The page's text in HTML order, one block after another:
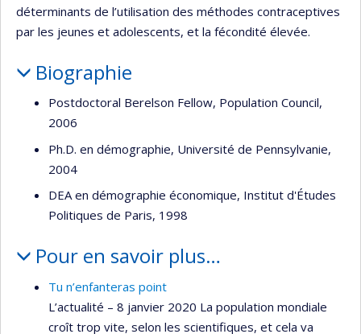
déterminants de l’utilisation des méthodes contraceptives
par les jeunes et adolescents, et la fécondité élevée.
Biographie
Postdoctoral Berelson Fellow, Population Council,
2006
Ph.D. en démographie, Université de Pennsylvanie,
2004
DEA en démographie économique, Institut d'Études
Politiques de Paris, 1998
Pour en savoir plus…
Tu n’enfanteras point
L’actualité – 8 janvier 2020 La population mondiale
croît trop vite, selon les scientifiques, et cela va